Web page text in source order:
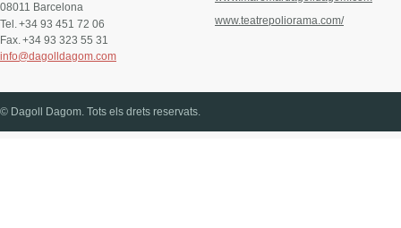
08011 Barcelona
Tel.+34 93 451 72 06
Fax.+34 93 323 55 31
info@dagolldagom.com
www.teatrepoliorama.com/
© Dagoll Dagom. Tots els drets reservats.